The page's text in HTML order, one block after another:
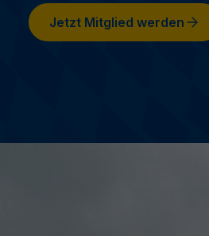
Jetzt Mitglied werden